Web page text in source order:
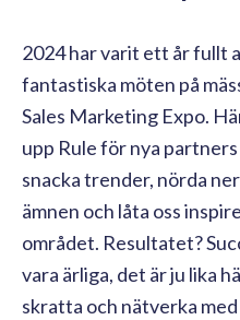
2024 har varit ett år fullt
fantastiska möten på
Sales Marketing Expo.
upp Rule för nya
snacka trender, nörda
ämnen och låta oss
området. Resultatet?
vara ärliga, det är ju lika
skratta och nätverka